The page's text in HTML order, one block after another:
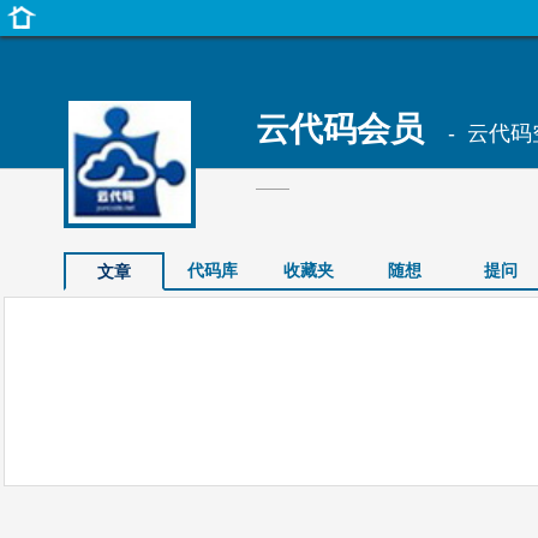
云代码会员 - 云代码
——
文章 代码库 收藏夹 随想 提问